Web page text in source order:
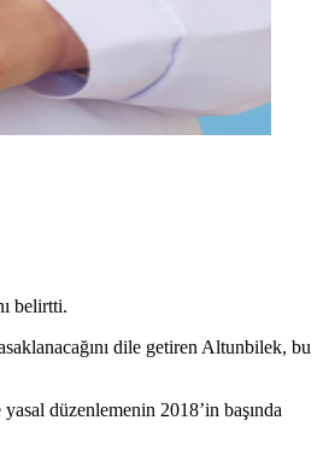
belirtti.
dile getiren Altunbilek, bu
düzenlemenin 2018’in başında